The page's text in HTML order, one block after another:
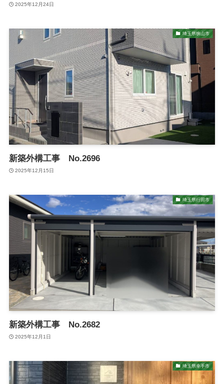
2025年12月24日
埼玉県狭山市
新築外構工事 No.2696
2025年12月15日
埼玉県行田市
新築外構工事 No.2682
2025年12月1日
埼玉県幸手市